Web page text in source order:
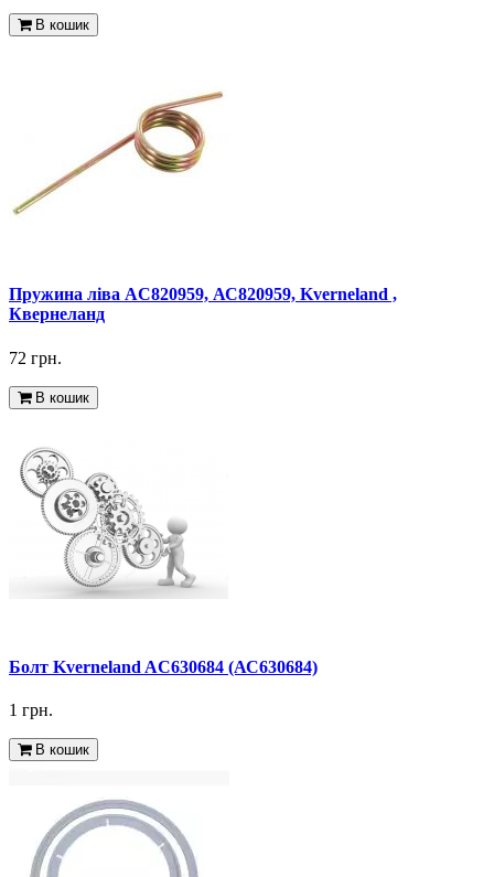
В кошик
Пружина ліва AC820959, АС820959, Kverneland ,
Квернеланд
72 грн.
В кошик
Болт Kverneland AC630684 (АС630684)
1 грн.
В кошик